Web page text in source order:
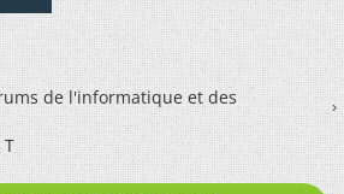
de l'informatique et des
T